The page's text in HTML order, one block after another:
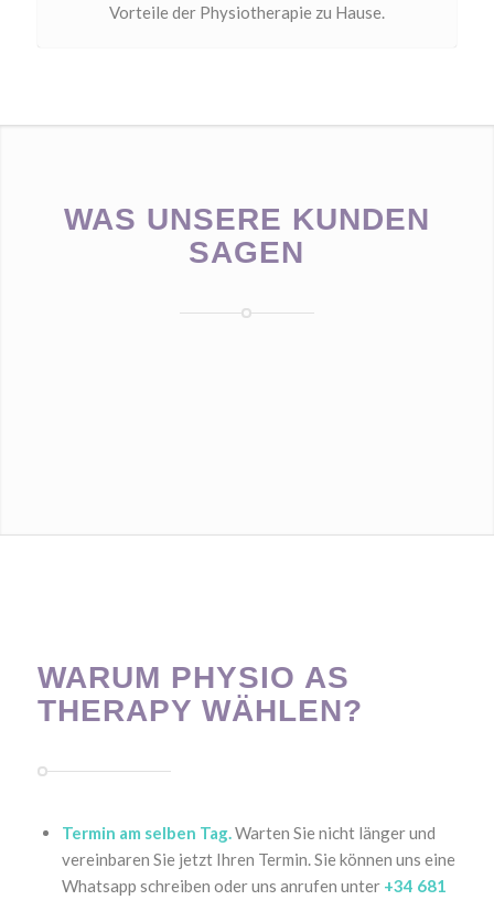
Vorteile der Physiotherapie zu Hause.
WAS UNSERE KUNDEN
SAGEN
WARUM PHYSIO AS
THERAPY WÄHLEN?
Termin am selben Tag.Warten Sie nicht länger und
vereinbaren Sie jetzt Ihren Termin. Sie können uns eine
Whatsapp schreiben oder uns anrufen unter +34 681